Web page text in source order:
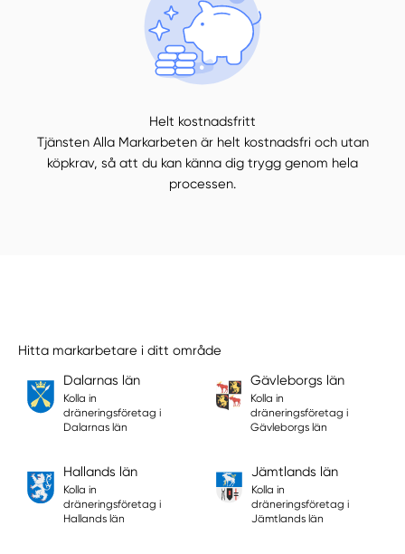
Helt kostnadsfritt
Tjänsten Alla Markarbeten är helt kostnadsfri och utan
köpkrav, så att du kan känna dig trygg genom hela
processen.
Hitta markarbetare i ditt område
Dalarnas län
Kolla in
dräneringsföretag i
Dalarnas län
Gävleborgs län
Kolla in
dräneringsföretag i
Gävleborgs län
Hallands län
Kolla in
dräneringsföretag i
Hallands län
Jämtlands län
Kolla in
dräneringsföretag i
Jämtlands län